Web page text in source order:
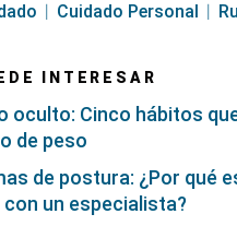
Cuidado Personal
INTERESAR
oculto: Cinco hábitos
de peso
de postura: ¿Por qué
un especialista?